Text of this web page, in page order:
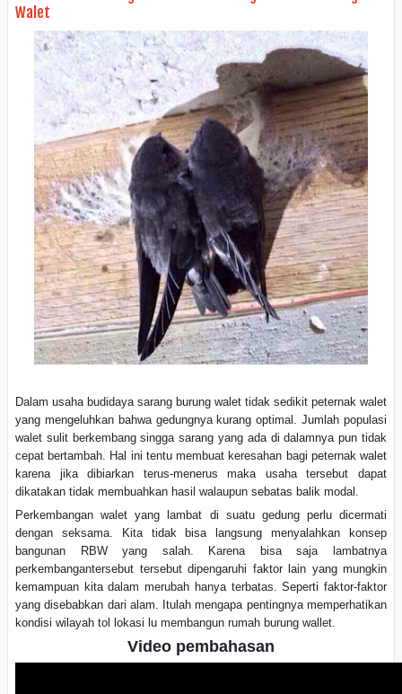
Walet
Dalam usaha budidaya sarang burung walet tidak sedikit peternak walet
yang mengeluhkan bahwa gedungnya kurang optimal. Jumlah populasi
walet sulit berkembang singga sarang yang ada di dalamnya pun tidak
cepat bertambah. Hal ini tentu membuat keresahan bagi peternak walet
karena jika dibiarkan terus-menerus maka usaha tersebut dapat
dikatakan tidak membuahkan hasil walaupun sebatas balik modal.
Perkembangan walet yang lambat di suatu gedung perlu dicermati
dengan seksama. Kita tidak bisa langsung menyalahkan konsep
bangunan RBW yang salah. Karena bisa saja lambatnya
perkembangantersebut tersebut dipengaruhi faktor lain yang mungkin
kemampuan kita dalam merubah hanya terbatas. Seperti faktor-faktor
yang disebabkan dari alam. Itulah mengapa pentingnya memperhatikan
kondisi wilayah tol lokasi lu membangun rumah burung wallet.
Video pembahasan